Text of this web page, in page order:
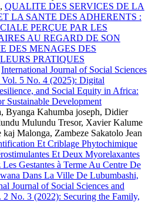
QUALITE DES SERVICES DE LA
LA SANTE DES ADHERENTS :
PERÇUE PAR LES
AU REGARD DE SON
DES MENAGES DES
PRATIQUES
International Journal of Social Sciences
Vol. 5 No. 4 (2025): Digital
and Social Equity in Africa:
Sustainable Development
Byanga Kahumba joseph, Didier
Mulundu Tresor, Xavier Kalume
Malonga, Zambeze Sakatolo Jean
Et Criblage Phytochimique
Et Deux Myorelaxantes
Gestantes à Terme Au Centre De
Dans La Ville De Lubumbashi,
Journal of Social Sciences and
2 No. 3 (2022): Securing the Family,